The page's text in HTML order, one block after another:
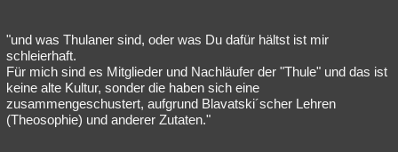
"und was Thulaner sind, oder was Du dafür hältst ist mir
schleierhaft.
Für mich sind es Mitglieder und Nachläufer der "Thule" und das ist
keine alte Kultur, sonder die haben sich eine
zusammengeschustert, aufgrund Blavatski´scher Lehren
(Theosophie) und anderer Zutaten."